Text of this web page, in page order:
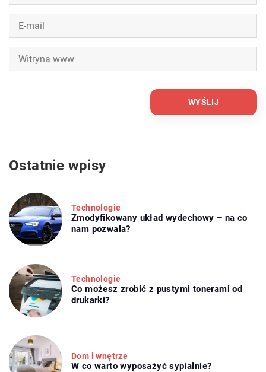
Ostatnie wpisy
Technologie
Zmodyfikowany układ wydechowy – na co
nam pozwala?
Technologie
Co możesz zrobić z pustymi tonerami od
drukarki?
Dom i wnętrze
W co warto wyposażyć sypialnie?